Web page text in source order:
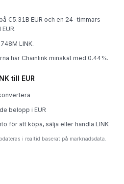
€5.31B EUR och en 24-timmars
LINK.
har Chainlink minskat med 0.44%.
till EUR
belopp i EUR
för att köpa, sälja eller handla LINK
i realtid baserat på marknadsdata.